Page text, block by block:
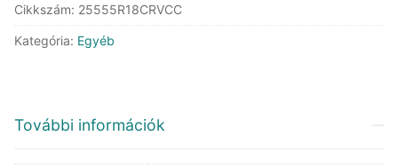
Cikkszám: 25555R18CRVCC
Kategória: Egyéb
További információk